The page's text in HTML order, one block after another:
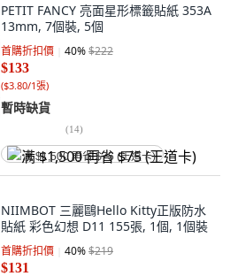
PETIT FANCY 亮面星形標籤貼紙 353A
13mm, 7個裝, 5個
首購折扣價 40%$222
$133
($3.80/1張)
暫時缺貨
(14)
满 $1,500 再省 $75 (王道卡)
NIIMBOT 三麗鷗Hello Kitty正版防水
貼紙 彩色幻想 D11 155張, 1個, 1個裝
首購折扣價 40%$219
$131